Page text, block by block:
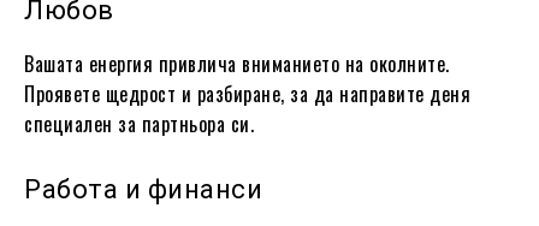
Любов
Вашата енергия привлича вниманието на околните.
Проявете щедрост и разбиране, за да направите деня
специален за партньора си.
Работа и финанси